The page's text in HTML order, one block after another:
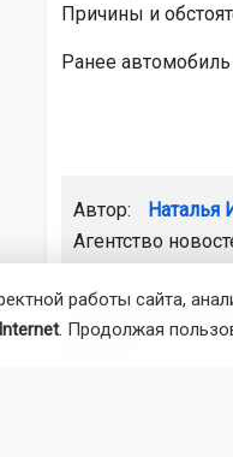
Причины и
Ранее автомобиль
Автор: Наталья
Агентство
ДТП на железной
работы сайта,
. Продолжая